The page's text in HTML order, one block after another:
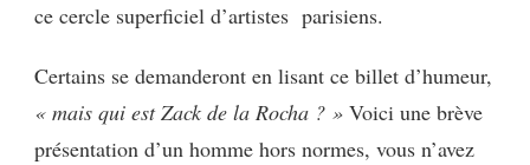
ce cercle superficiel d’artistes parisiens.
Certains se demanderont en lisant ce billet d’humeur,
« mais qui est Zack de la Rocha ? » Voici une brève
présentation d’un homme hors normes, vous n’avez